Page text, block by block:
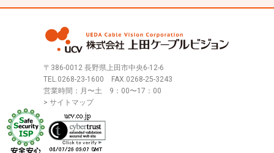
〒386-0012 長野県上田市中央6-12-6
TEL.0268-23-1600 FAX.0268-25-3243
営業時間：月〜土 9：00〜17：00
> サイトマップ